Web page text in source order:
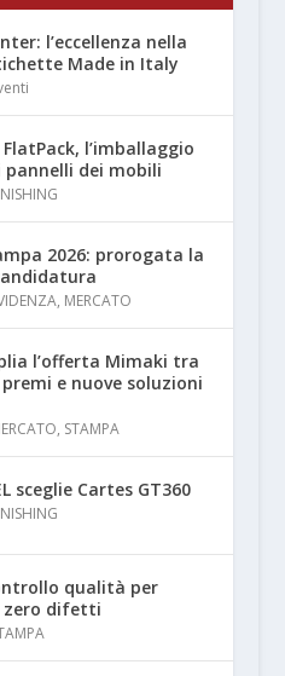
l’eccellenza nella
Made in Italy
l’imballaggio
dei mobili
2026: prorogata la
, MERCATO
l’offerta Mimaki tra
e nuove soluzioni
, STAMPA
sceglie Cartes GT360
qualità per
zero difetti